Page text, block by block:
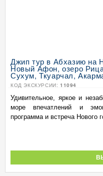
Джип тур в Абхазию на
Новый Афон, озеро
Сухум, Ткуарчал,
КОД ЭКСКУРСИИ: 11094
Удивительное, яркое и
море впечатлений и
программа и встреча Нового